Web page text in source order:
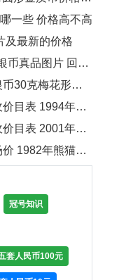
一些 价格高不高
及最新的价格
品图片 回收价格
花形银币 价格最新
年熊猫金币价值
年熊猫金币1盎司回收
熊猫金币目前什么价
冠号知识
套人民币100元